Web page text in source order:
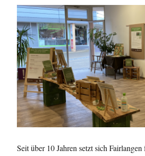
Seit über 10 Jahren setzt sich